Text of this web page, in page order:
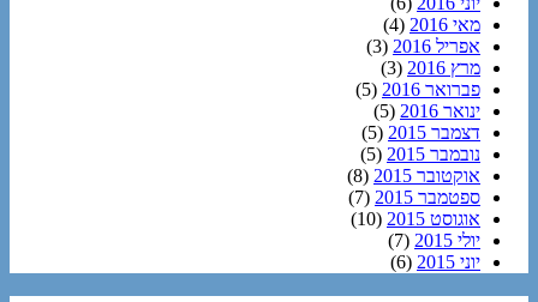
מאי 2016
(4)
אפריל 2016
(3)
מרץ 2016
(3)
פברואר 2016
(5)
ינואר 2016
(5)
דצמבר 2015
(5)
נובמבר 2015
(5)
אוקטובר 2015
(8)
ספטמבר 2015
(7)
אוגוסט 2015
(10)
יולי 2015
(7)
יוני 2015
(6)